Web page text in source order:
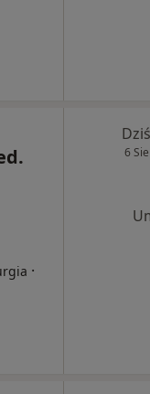
·
Dziś
6 Sie